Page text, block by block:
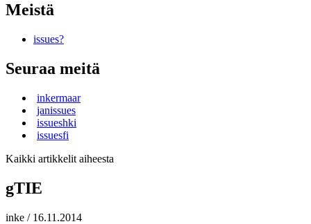
Meistä
issues?
Seuraa meitä
inkermaar
janissues
issueshki
issuesfi
Kaikki artikkelit aiheesta
gTIE
inke / 16.11.2014